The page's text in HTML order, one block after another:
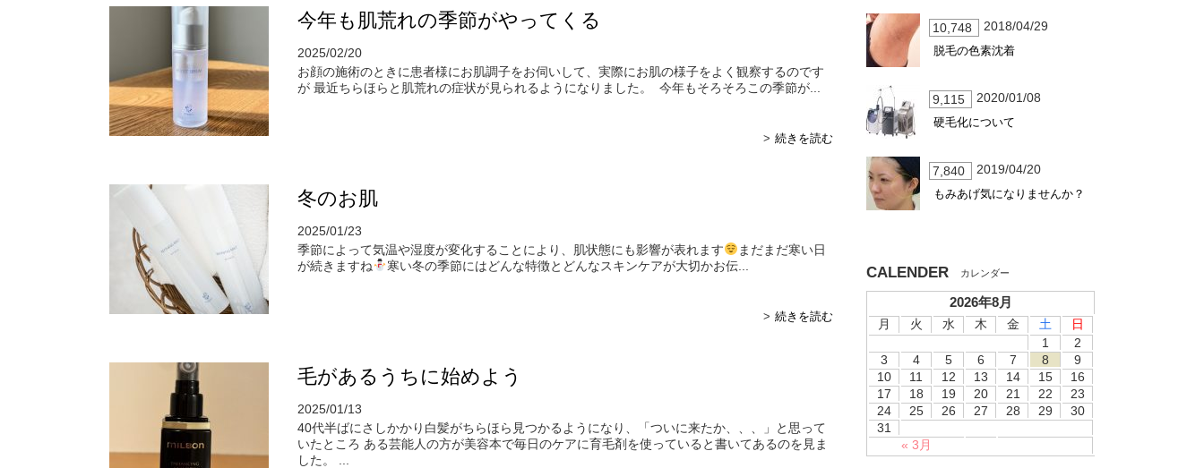
今年も肌荒れの季節がやってくる
2025/02/20
お顔の施術のときに患者様にお肌調子をお伺いして、実際にお肌の様子をよく観察するのです
が 最近ちらほらと肌荒れの症状が見られるようになりました。 今年もそろそろこの季節が...
続きを読む
冬のお肌
2025/01/23
季節によって気温や湿度が変化することにより、肌状態にも影響が表れます
まだまだ寒い日
が続きますね
寒い冬の季節にはどんな特徴とどんなスキンケアが大切かお伝...
続きを読む
毛があるうちに始めよう
2025/01/13
40代半ばにさしかかり白髪がちらほら見つかるようになり、「ついに来たか、、、」と思って
いたところ ある芸能人の方が美容本で毎日のケアに育毛剤を使っていると書いてあるのを見ま
した。 ...
10,748 2018/04/29
脱毛の色素沈着
9,115 2020/01/08
硬毛化について
7,840 2019/04/20
もみあげ気になりませんか？
CALENDER
2026年8月
月 火 水 木 金 土 日
« 3月
1
2
3
4 5 6 7 8
9
10
11 12 13 14 15
16
17
18 19 20 21 22
23
24
25 26 27 28 29
30
31